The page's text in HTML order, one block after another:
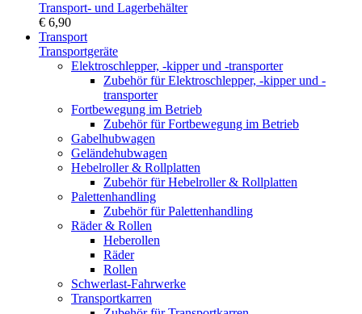
Transport- und Lagerbehälter
€ 6,90
Transport
Transportgeräte
Elektroschlepper, -kipper und -transporter
Zubehör für Elektroschlepper, -kipper und -
transporter
Fortbewegung im Betrieb
Zubehör für Fortbewegung im Betrieb
Gabelhubwagen
Geländehubwagen
Hebelroller & Rollplatten
Zubehör für Hebelroller & Rollplatten
Palettenhandling
Zubehör für Palettenhandling
Räder & Rollen
Heberollen
Räder
Rollen
Schwerlast-Fahrwerke
Transportkarren